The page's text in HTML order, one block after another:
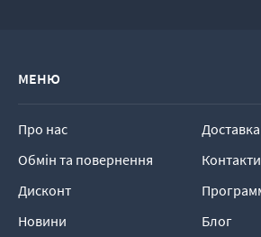
МЕНЮ
Про нас
Обмін та повернення
Контакти
Дисконт
Новини
Блог